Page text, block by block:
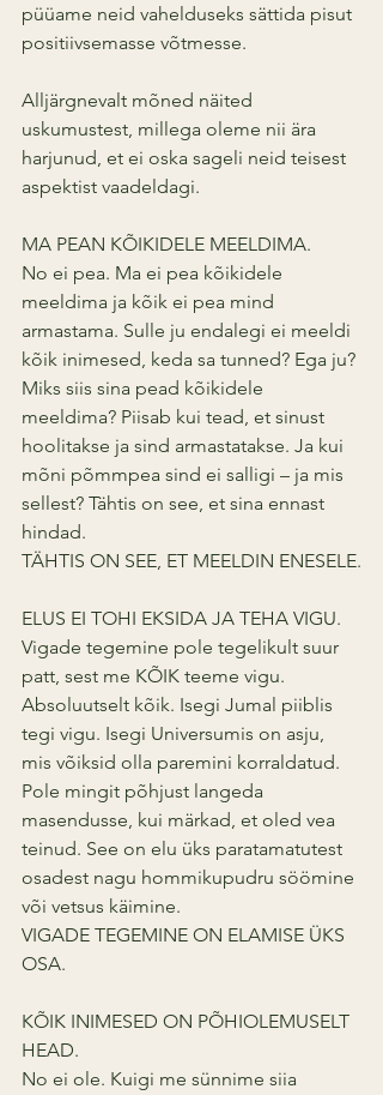
püüame neid vahelduseks sättida pisut
positiivsemasse võtmesse.
Alljärgnevalt mõned näited
uskumustest, millega oleme nii ära
harjunud, et ei oska sageli neid teisest
aspektist vaadeldagi.
MA PEAN KÕIKIDELE MEELDIMA.
No ei pea. Ma ei pea kõikidele
meeldima ja kõik ei pea mind
armastama. Sulle ju endalegi ei meeldi
kõik inimesed, keda sa tunned? Ega ju?
Miks siis sina pead kõikidele
meeldima? Piisab kui tead, et sinust
hoolitakse ja sind armastatakse. Ja kui
mõni põmmpea sind ei salligi – ja mis
sellest? Tähtis on see, et sina ennast
hindad.
TÄHTIS ON SEE, ET MEELDIN ENESELE.
ELUS EI TOHI EKSIDA JA TEHA VIGU.
Vigade tegemine pole tegelikult suur
patt, sest me KÕIK teeme vigu.
Absoluutselt kõik. Isegi Jumal piiblis
tegi vigu. Isegi Universumis on asju,
mis võiksid olla paremini korraldatud.
Pole mingit põhjust langeda
masendusse, kui märkad, et oled vea
teinud. See on elu üks paratamatutest
osadest nagu hommikupudru söömine
või vetsus käimine.
VIGADE TEGEMINE ON ELAMISE ÜKS
OSA.
KÕIK INIMESED ON PÕHIOLEMUSELT
HEAD.
No ei ole. Kuigi me sünnime siia